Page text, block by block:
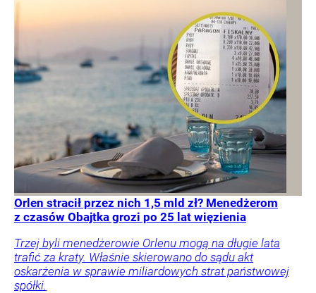
Orlen stracił przez nich 1,5 mld zł? Menedżerom
z czasów Obajtka grozi po 25 lat więzienia
Trzej byli menedżerowie Orlenu mogą na długie lata
trafić za kraty. Właśnie skierowano do sądu akt
oskarżenia w sprawie miliardowych strat państwowej
spółki.